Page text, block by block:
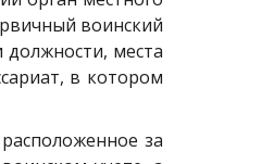
воинский
должности, места
в котором
за